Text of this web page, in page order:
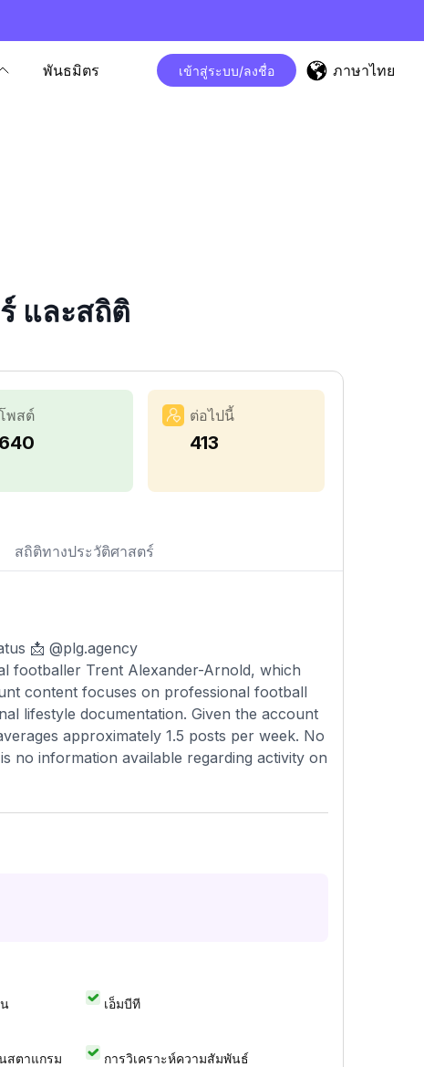
พันธมิตร เข้าสู่ระบบ/ลงชื่อ ภาษาไทย
และสถิติ
พสต์
640
ต่อไปนี้
413
สถิติทางประวัติศาสตร์
📩 @plg.agency
footballer Trent Alexander-Arnold, which
content focuses on professional football
lifestyle documentation. Given the account
approximately 1.5 posts per week. No
no information available regarding activity on
เอ็มบีที
สตาแกรม การวิเคราะห์ความสัมพันธ์